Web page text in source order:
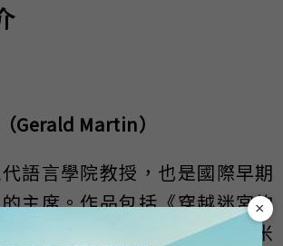
Gerald Martin）
語言學院教授，也是國際早期
主席。作品包括《穿越迷宮的
，評論阿斯圖里亞斯的《玉米
×